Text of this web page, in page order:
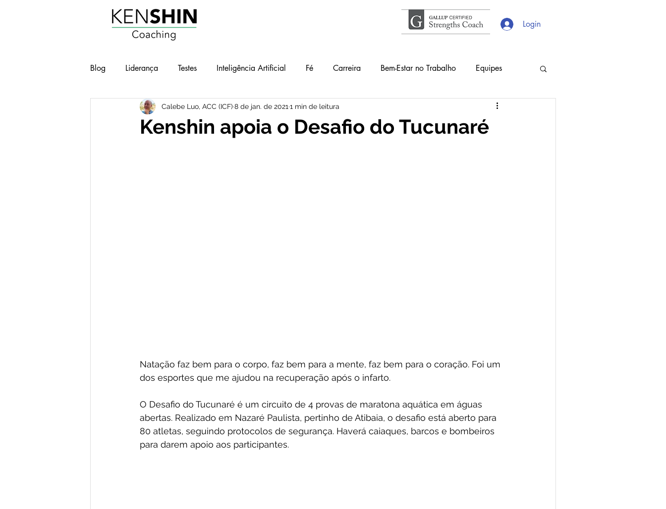
Login
Blog Liderança Testes Inteligência Artificial Fé Carreira Bem-Estar no Trabalho Equipes
Workshops Geek e Pop Acontece Livros #34Lentes
Kenshin apoia o Desafio do Tucunaré
Calebe Luo, ACC (ICF) 8 de jan. de 2021 1 min de leitura
Natação faz bem para o corpo, faz bem para a mente, faz bem para o coração. Foi um
dos esportes que me ajudou na recuperação após o infarto.
O Desafio do Tucunaré é um circuito de 4 provas de maratona aquática em águas
abertas. Realizado em Nazaré Paulista, pertinho de Atibaia, o desafio está aberto para
80 atletas, seguindo protocolos de segurança. Haverá caiaques, barcos e bombeiros
para darem apoio aos participantes.